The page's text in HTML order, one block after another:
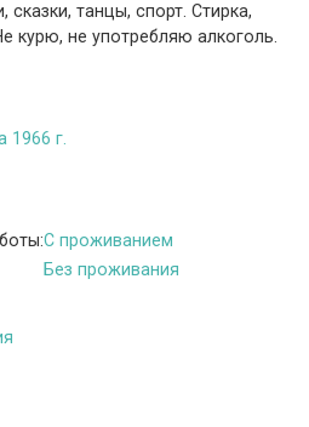
танцы, спорт. Стирка,
курю, не употребляю алкоголь.
1966 г.
C проживанием
Без проживания